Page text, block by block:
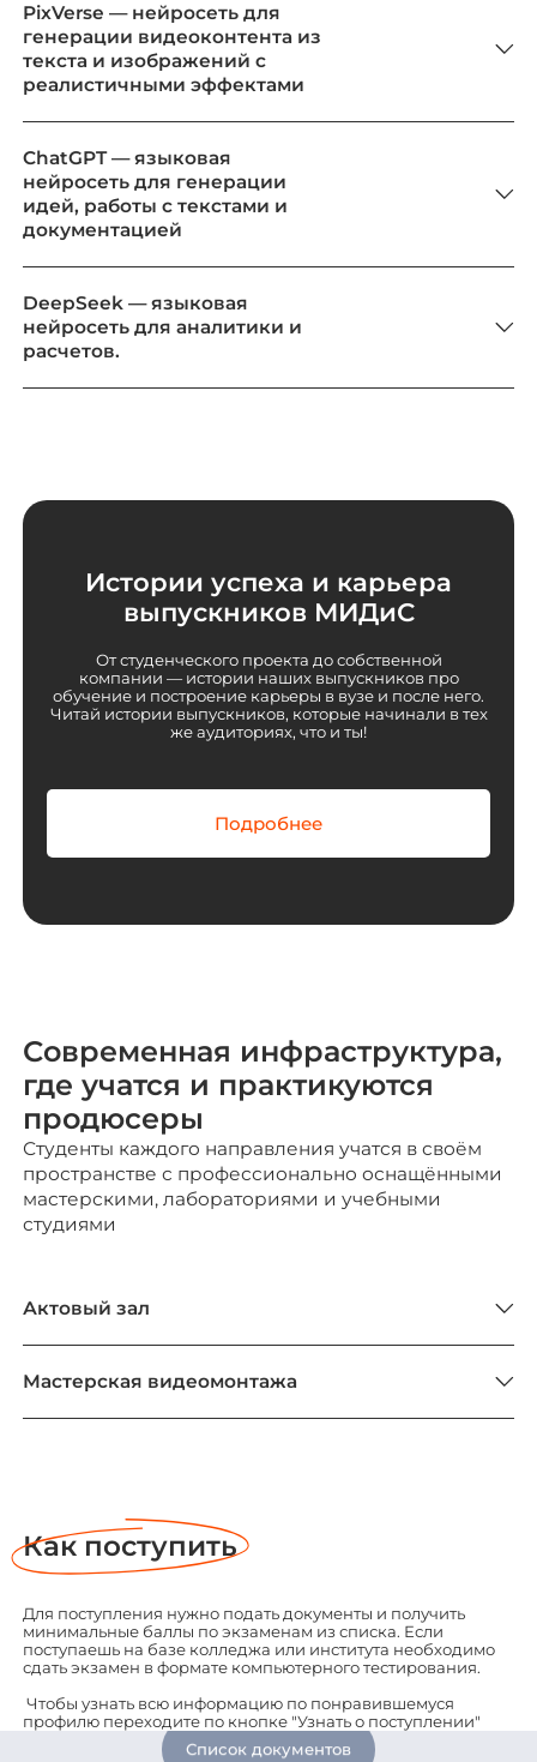
PixVerse — нейросеть для
генерации видеоконтента из
текста и изображений с
реалистичными эффектами
ChatGPT — языковая
нейросеть для генерации
идей, работы с текстами и
документацией
DeepSeek — языковая
нейросеть для аналитики и
расчетов.
Истории успеха и карьера
выпускников МИДиС
От студенческого проекта до собственной
компании — истории наших выпускников про
обучение и построение карьеры в вузе и после него.
Читай истории выпускников, которые начинали в тех
же аудиториях, что и ты!
Подробнее
Современная инфраструктура,
где учатся и практикуются
продюсеры
Студенты каждого направления учатся в своём
пространстве с профессионально оснащёнными
мастерскими, лабораториями и учебными
студиями
Актовый зал
Мастерская видеомонтажа
Сроки зачисления
Приемная комиссия
Список документов